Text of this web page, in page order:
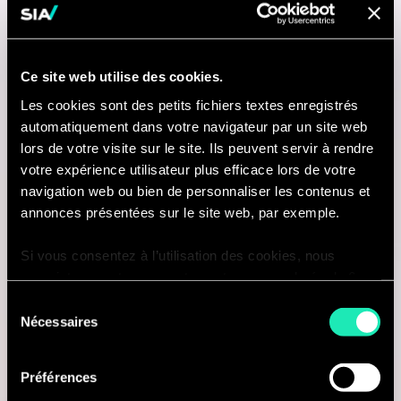
Ce site web utilise des cookies.
Les cookies sont des petits fichiers textes enregistrés
automatiquement dans votre navigateur par un site web
lors de votre visite sur le site. Ils peuvent servir à rendre
votre expérience utilisateur plus efficace lors de votre
navigation web ou bien de personnaliser les contenus et
annonces présentées sur le site web, par exemple.
Si vous consentez à l’utilisation des cookies, nous
consentir à cette utilisation à nouveau. Si vous ne
fonctionnement et ne personnalisera pas votre
Nécessaires
Préférences
Energy, Transport & Manufacturing
Je suis intéressé(e)
Consulting
LUXURY, LIFESTYLE & FMCG
Senior Consultant – Consumer
Goods, Retail & Luxury